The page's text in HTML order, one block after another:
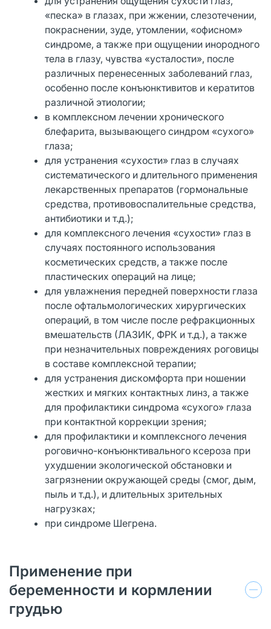
«песка» в глазах, при жжении, слезотечении,
покраснении, зуде, утомлении, «офисном»
синдроме, а также при ощущении инородного
тела в глазу, чувства «усталости», после
различных перенесенных заболеваний глаз,
особенно после конъюнктивитов и кератитов
различной этиологии;
в комплексном лечении хронического
блефарита, вызывающего синдром «сухого»
глаза;
для устранения «сухости» глаз в случаях
систематического и длительного применения
лекарственных препаратов (гормональные
средства, противовоспалительные средства,
антибиотики и т.д.);
для комплексного лечения «сухости» глаз в
случаях постоянного использования
косметических средств, а также после
пластических операций на лице;
для увлажнения передней поверхности глаза
после офтальмологических хирургических
операций, в том числе после рефракционных
вмешательств (ЛАЗИК, ФРК и т.д.), а также
при незначительных повреждениях роговицы
в составе комплексной терапии;
для устранения дискомфорта при ношении
жестких и мягких контактных линз, а также
для профилактики синдрома «сухого» глаза
при контактной коррекции зрения;
для профилактики и комплексного лечения
роговично-конъюнктивального ксероза при
ухудшении экологической обстановки и
загрязнении окружающей среды (смог, дым,
пыль и т.д.), и длительных зрительных
нагрузках;
при синдроме Шегрена.
Применение при
беременности и кормлении
грудью